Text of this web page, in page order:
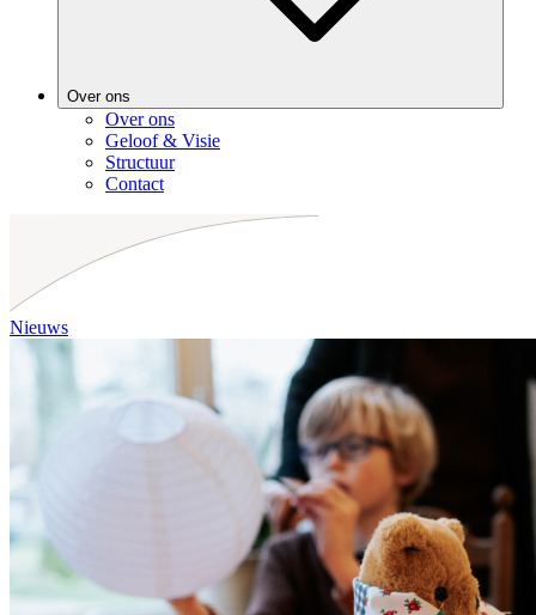
Over ons
Over ons
Geloof & Visie
Structuur
Contact
Nieuws